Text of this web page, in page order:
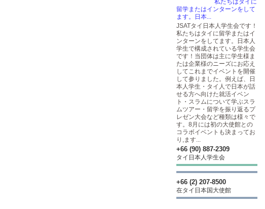
私たちはタイに
留学またはインターンをして
ます。日本...
JSATタイ日本人学生会です！
私たちはタイに留学またはイ
ンターンをしてます。日本人
学生で構成されている学生会
です！当団体は主に学生様ま
たは企業様のニーズにお応え
してこれまでイベントを開催
して参りました。例えば、日
本人学生・タイ人で日本が話
せる方へ向けた就活イベン
ト・スラムについて学ぶスラ
ムツアー・留学を振り返るプ
レゼン大会など種類は様々で
す。8月には初の大使館との
コラボイベントも決まってお
り,ます...
+66 (90) 887-2309
タイ日本人学生会
+66 (2) 207-8500
在タイ日本国大使館